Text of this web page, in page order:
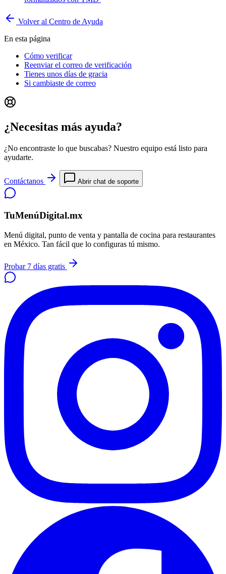
Volver al Centro de Ayuda
En esta página
Cómo verificar
Reenviar el correo de verificación
Tienes unos días de gracia
Si cambiaste de correo
¿Necesitas más ayuda?
¿No encontraste lo que buscabas? Nuestro equipo está listo para
ayudarte.
Contáctanos Abrir chat de soporte
TuMenúDigital.mx
Menú digital, punto de venta y pantalla de cocina para restaurantes
en México. Tan fácil que lo configuras tú mismo.
Probar 7 días gratis